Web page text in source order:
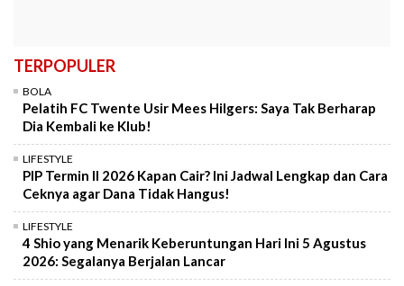
TERPOPULER
BOLA
Pelatih FC Twente Usir Mees Hilgers: Saya Tak Berharap
Dia Kembali ke Klub!
LIFESTYLE
PIP Termin II 2026 Kapan Cair? Ini Jadwal Lengkap dan Cara
Ceknya agar Dana Tidak Hangus!
LIFESTYLE
4 Shio yang Menarik Keberuntungan Hari Ini 5 Agustus
2026: Segalanya Berjalan Lancar